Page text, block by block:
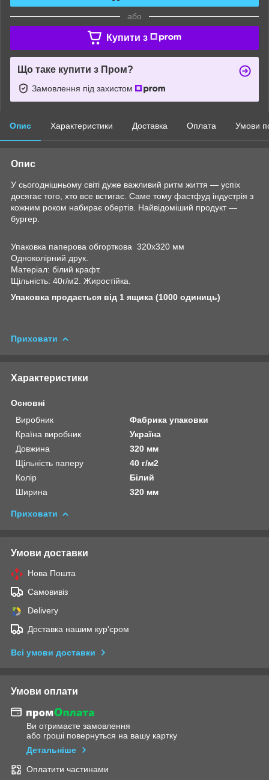
або
Купити з
Що таке купити з Пром?
Замовлення під захистом
Опис Характеристики Доставка Оплата Умови
Опис
У сьогоднішньому світі дуже важливий ритм життя — успіх
досягає того, хто все встигає. Саме тому фастфуд індустрія з
кожним роком набирає обертів. Найвідоміший продукт —
бургер.
Упаковка паперова обгорткова 320x320 мм
Одноколірний друк.
Матеріал: білий крафт.
Щільність: 40г/м2. Жиростійка.
Упаковка продається від 1 ящика (1000 одиниць)
Приховати
Характеристики
Основні
Виробник
Фабрика упаковки
Країна виробник
Україна
Довжина
320 мм
Щільність паперу
40 г/м2
Колір
Білий
Ширина
320 мм
Приховати
Умови доставки
Нова Пошта
Самовивіз
Delivery
Доставка нашим кур'єром
Всі умови доставки
Умови оплати
Ви отримаєте замовлення
або гроші повернуться на вашу картку
Детальніше
Оплатити частинами